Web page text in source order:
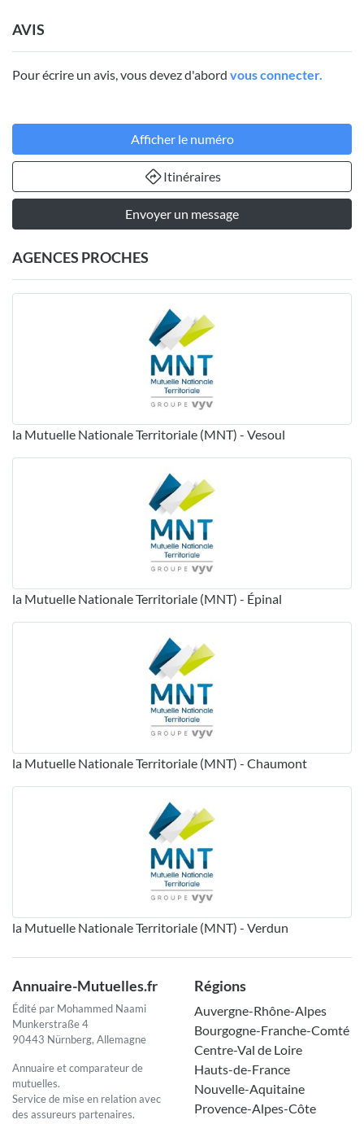
AVIS
Pour écrire un avis, vous devez d'abord vous connecter.
Afficher le numéro
Itinéraires
Envoyer un message
AGENCES PROCHES
la Mutuelle Nationale Territoriale (MNT) - Vesoul
la Mutuelle Nationale Territoriale (MNT) - Épinal
la Mutuelle Nationale Territoriale (MNT) - Chaumont
la Mutuelle Nationale Territoriale (MNT) - Verdun
Annuaire-Mutuelles.fr
Édité par Mohammed Naami
Munkerstraße 4
90443 Nürnberg, Allemagne
Annuaire et comparateur de
mutuelles.
Service de mise en relation avec
des assureurs partenaires.
Régions
Auvergne-Rhône-Alpes
Bourgogne-Franche-Comté
Centre-Val de Loire
Hauts-de-France
Nouvelle-Aquitaine
Provence-Alpes-Côte